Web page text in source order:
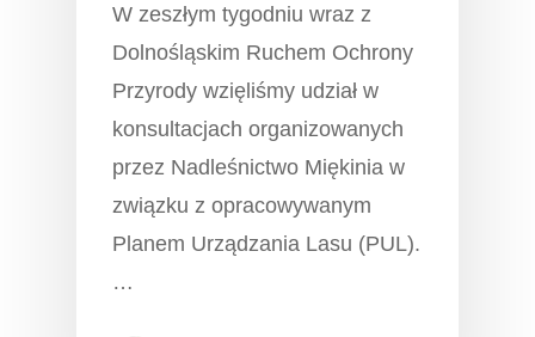
W zeszłym tygodniu wraz z
Dolnośląskim Ruchem Ochrony
Przyrody wzięliśmy udział w
konsultacjach organizowanych
przez Nadleśnictwo Miękinia w
związku z opracowywanym
Planem Urządzania Lasu (PUL).
…